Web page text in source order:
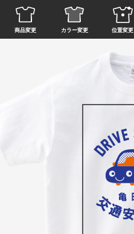
商品変更 カラー変更 位置変更